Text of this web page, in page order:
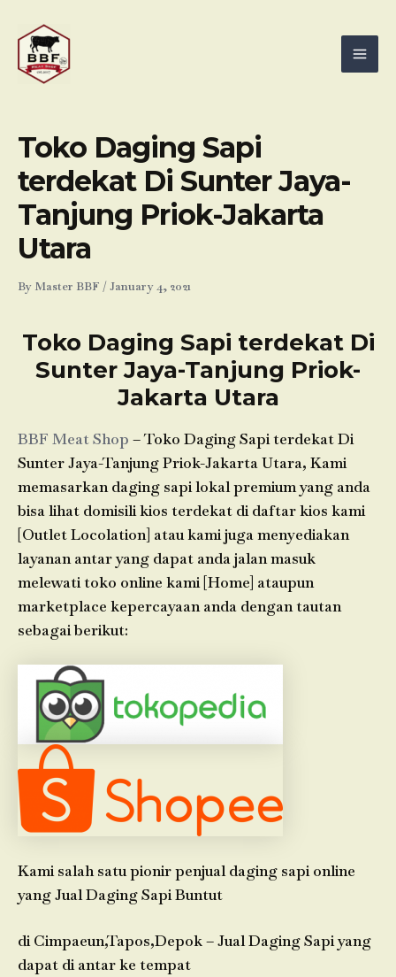
content
Toko Daging Sapi
terdekat Di Sunter Jaya-
Tanjung Priok-Jakarta
Utara
By Master BBF /January 4, 2021
Toko Daging Sapi terdekat Di
Sunter Jaya-Tanjung Priok-
Jakarta Utara
BBF Meat Shop – Toko Daging Sapi terdekat Di
Sunter Jaya-Tanjung Priok-Jakarta Utara, Kami
memasarkan daging sapi lokal premium yang anda
bisa lihat domisili kios terdekat di daftar kios kami
[Outlet Locolation] atau kami juga menyediakan
layanan antar yang dapat anda jalan masuk
melewati toko online kami [Home] ataupun
marketplace kepercayaan anda dengan tautan
sebagai berikut:
Kami salah satu pionir penjual daging sapi online
yang Jual Daging Sapi Buntut
di Cimpaeun,Tapos,Depok – Jual Daging Sapi yang
dapat di antar ke tempat